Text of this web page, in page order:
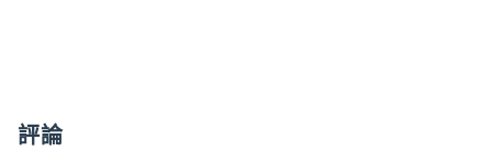
評論